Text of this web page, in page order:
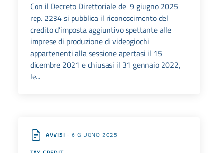
Con il Decreto Direttoriale del 9 giugno 2025
rep. 2234 si pubblica il riconoscimento del
credito d’imposta aggiuntivo spettante alle
imprese di produzione di videogiochi
appartenenti alla sessione apertasi il 15
dicembre 2021 e chiusasi il 31 gennaio 2022,
le...
AVVISI - 6 GIUGNO 2025